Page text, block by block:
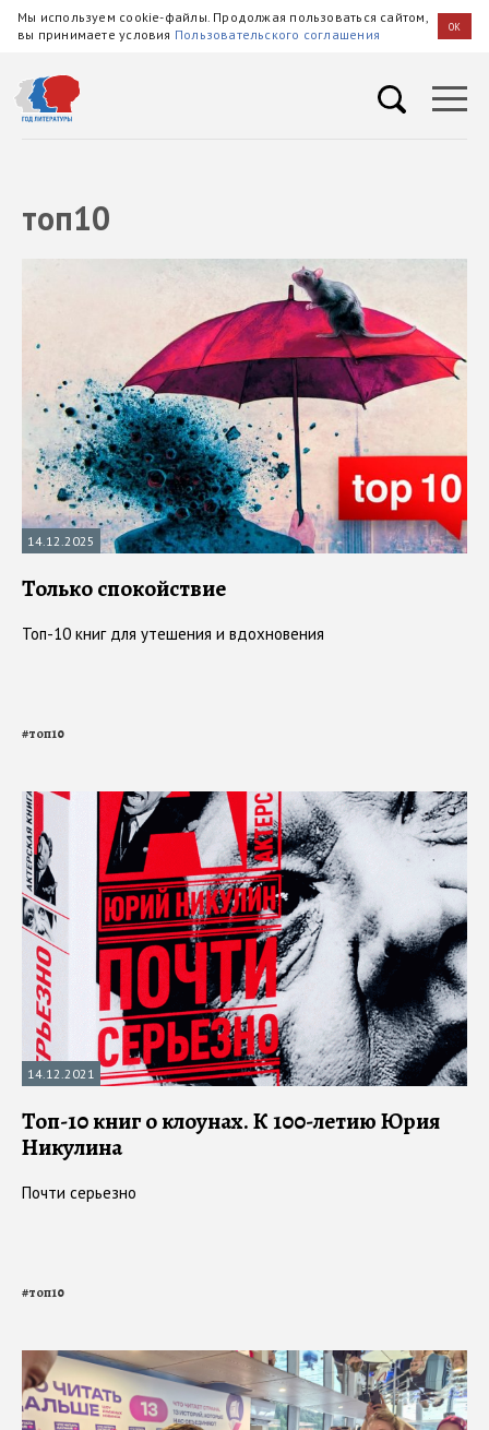
Мы используем cookie-файлы. Продолжая пользоваться сайтом,
вы принимаете условия Пользовательского соглашения OK
топ10
14.12.2025
Только спокойствие
Топ-10 книг для утешения и вдохновения
#топ10
14.12.2021
Топ-10 книг о клоунах. К 100-летию Юрия
Никулина
Почти серьезно
#топ10